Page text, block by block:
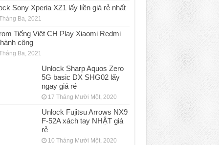
Sony Xperia XZ1 lấy liền giá rẻ nhất
Ba, 2021
Tiếng Việt CH Play Xiaomi Redmi
công
Ba, 2021
Unlock Sharp Aquos Zero
5G basic DX SHG02 lấy
ngay giá rẻ
17 Tháng Mười Một, 2020
Unlock Fujitsu Arrows NX9
F-52A xách tay NHẬT giá
rẻ
10 Tháng Mười Một, 2020